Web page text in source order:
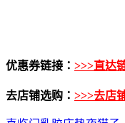
优惠券链接： >>>直达
去店铺选购： >>>去店